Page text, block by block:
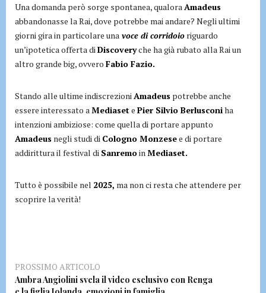
Una domanda però sorge spontanea, qualora Amadeus
abbandonasse la Rai, dove potrebbe mai andare? Negli ultimi
giorni gira in particolare una voce di corridoio riguardo
un’ipotetica offerta di Discoveryche ha già rubato alla Rai un
altro grande big, ovvero Fabio Fazio.
Stando alle ultime indiscrezioni Amadeus potrebbe anche
essere interessato a Mediaset e Pier Silvio Berlusconiha
intenzioni ambiziose: come quella di portare appunto
Amadeus negli studi di Cologno Monzesee di portare
addirittura il festival di Sanremoin Mediaset.
Tutto è possibile nel 2025, ma non ci resta che attendere per
scoprire la verità!
PROSSIMO ARTICOLO
Ambra Angiolini svela il video esclusivo con Renga